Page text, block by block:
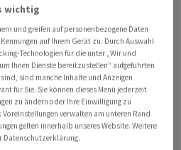
Als «MP» (Member of
den Premierminister in eine
und mit dem Rückhalt der
ablösen. Starmer steht damit
Wahlkreis, der
der grossen Politik in
wichtig
und greifen auf personenbezogene Daten
auf Ihrem Gerät zu. Durch Auswahl
Technologien für die unter „Wir und
Ihnen Dienste bereitzustellen“ aufgeführten
sind manche Inhalte und Anzeigen
für Sie. Sie können dieses Menü jederzeit
zu ändern oder Ihre Einwilligung zu
verwalten am unteren Rand
gelten innerhalb unseres Website. Weitere
Datenschutzerklärung.